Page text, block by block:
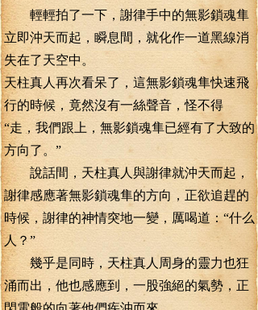
輕輕拍了一下，謝律手中的無影鎖魂隼
立即沖天而起，瞬息間，就化作一道黑線消
失在了天空中。
天柱真人再次看呆了，這無影鎖魂隼快速飛
行的時候，竟然沒有一絲聲音，怪不得
“走，我們跟上，無影鎖魂隼已經有了大致的
方向了。”
說話間，天柱真人與謝律就沖天而起，
謝律感應著無影鎖魂隼的方向，正欲追趕的
時候，謝律的神情突地一變，厲喝道：“什么
人？”
幾乎是同時，天柱真人周身的靈力也狂
涌而出，他也感應到，一股強絕的氣勢，正